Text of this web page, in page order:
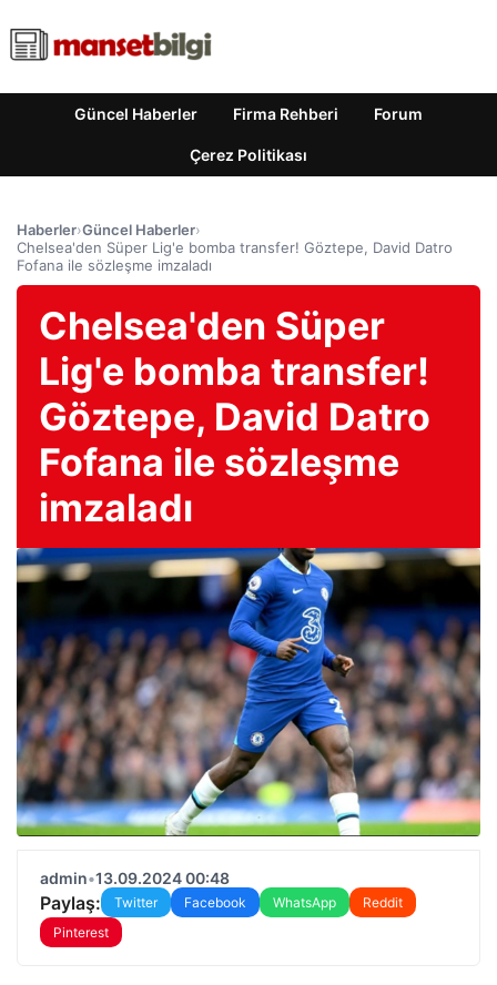
Güncel Haberler Firma Rehberi Forum
Çerez Politikası
Haberler›Güncel Haberler›
Chelsea'den Süper Lig'e bomba transfer! Göztepe, David Datro
Fofana ile sözleşme imzaladı
Chelsea'den Süper
Lig'e bomba transfer!
Göztepe, David Datro
Fofana ile sözleşme
imzaladı
admin•13.09.2024 00:48
Paylaş: Twitter Facebook WhatsApp
Reddit
Pinterest